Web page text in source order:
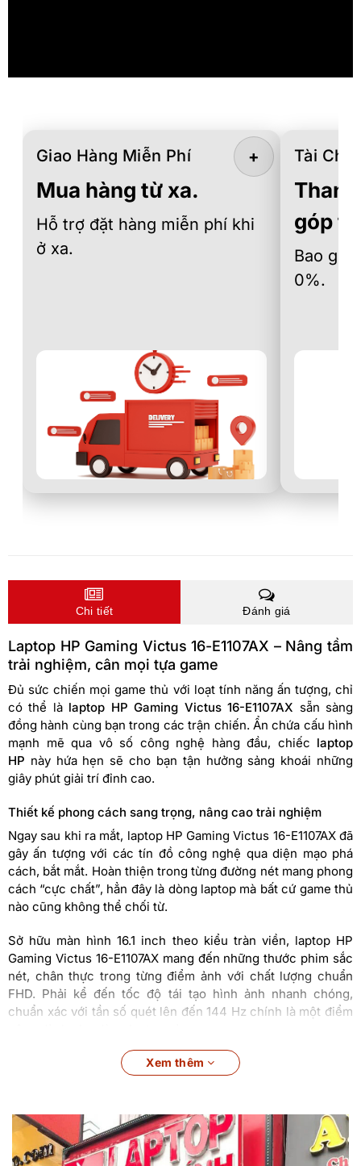
Giao Hàng Miễn Phí
Mua hàng từ xa.
Hỗ trợ đặt hàng miễn phí khi
ở xa.
+ Tài
góp
Bao
0%.
Chi tiết Đánh giá
Laptop HP Gaming Victus 16-E1107AX – Nâng tầm
trải nghiệm, cân mọi tựa game
Đủ sức chiến mọi game thủ với loạt tính năng ấn tượng, chỉ
có thể là laptop HP Gaming Victus 16-E1107AX sẵn sàng
đồng hành cùng bạn trong các trận chiến. Ẩn chứa cấu hình
mạnh mẽ qua vô số công nghệ hàng đầu, chiếc laptop
HP này hứa hẹn sẽ cho bạn tận hưởng sảng khoái những
giây phút giải trí đỉnh cao.
Thiết kế phong cách sang trọng, nâng cao trải nghiệm
Ngay sau khi ra mắt, laptop HP Gaming Victus 16-E1107AX đã
gây ấn tượng với các tín đồ công nghệ qua diện mạo phá
cách, bắt mắt. Hoàn thiện trong từng đường nét mang phong
cách “cực chất”, hẳn đây là dòng laptop mà bất cứ game thủ
nào cũng không thể chối từ.
Sở hữu màn hình 16.1 inch theo kiểu tràn viền, laptop HP
Gaming Victus 16-E1107AX mang đến những thước phim sắc
nét, chân thực trong từng điểm ảnh với chất lượng chuẩn
FHD. Phải kể đến tốc độ tái tạo hình ảnh nhanh chóng,
chuẩn xác với tần số quét lên đến 144 Hz chính là một điểm
Xử lý nhanh nhạy, hiệu năng vượt trội
trang bị thêm bộ vi xử lý AMD Ryzen 6000 H-Series có năng
suất mạnh mẽ. Do đó, hoàn toàn có thể đáp ứng mọi nhu cầu
của người tiêu dùng, thậm chí các phiên bản game nặng
Xem thêm